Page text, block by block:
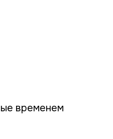
временем